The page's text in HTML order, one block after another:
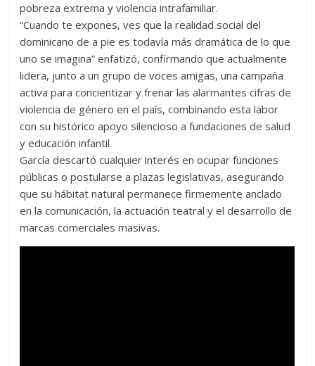
pobreza extrema y violencia intrafamiliar.
“Cuando te expones, ves que la realidad social del
dominicano de a pie es todavía más dramática de lo que
uno se imagina” enfatizó, confirmando que actualmente
lidera, junto a un grupo de voces amigas, una campaña
activa para concientizar y frenar las alarmantes cifras de
violencia de género en el país, combinando esta labor
con su histórico apoyo silencioso a fundaciones de salud
y educación infantil.
García descartó cualquier interés en ocupar funciones
públicas o postularse a plazas legislativas, asegurando
que su hábitat natural permanece firmemente anclado
en la comunicación, la actuación teatral y el desarrollo de
marcas comerciales masivas.